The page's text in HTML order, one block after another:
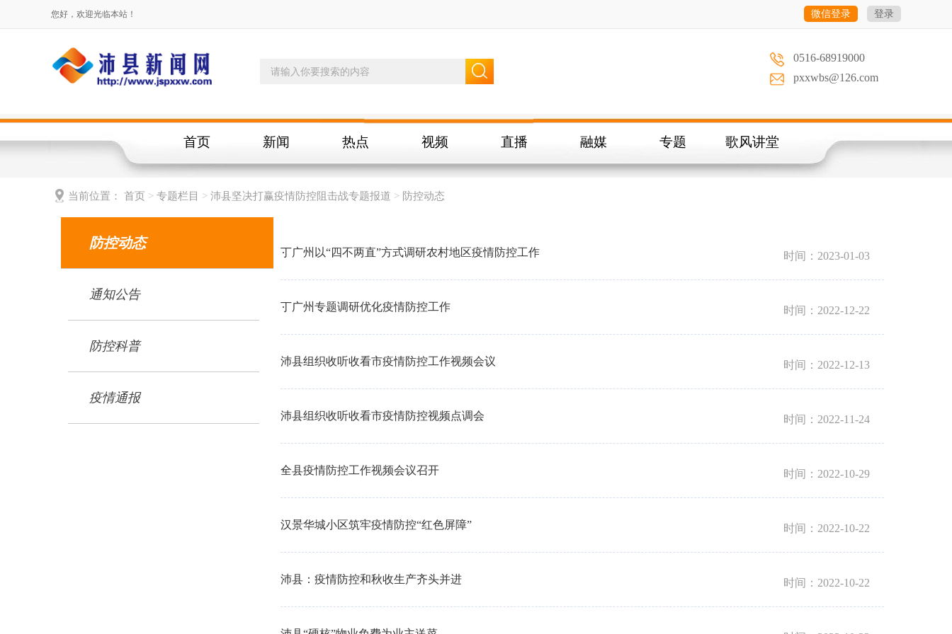
您好，欢迎光临本站！ 微信登录 登录
0516-68919000
pxxwbs@126.com
首页 新闻 热点 视频 直播 融媒 专题 歌风讲堂
当前位置： 首页 > 专题栏目 > 沛县坚决打赢疫情防控阻击战专题报道 > 防控动态
防控动态
通知公告
防控科普
疫情通报
丁广州以“四不两直”方式调研农村地区疫情防控工作 时间：2023-01-03
丁广州专题调研优化疫情防控工作 时间：2022-12-22
沛县组织收听收看市疫情防控工作视频会议 时间：2022-12-13
沛县组织收听收看市疫情防控视频点调会 时间：2022-11-24
全县疫情防控工作视频会议召开 时间：2022-10-29
汉景华城小区筑牢疫情防控“红色屏障” 时间：2022-10-22
沛县：疫情防控和秋收生产齐头并进 时间：2022-10-22